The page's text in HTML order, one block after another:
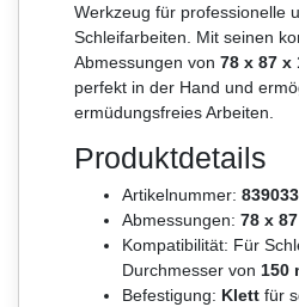
Werkzeug für professionelle
Schleifarbeiten. Mit seinen
Abmessungen von 78 x 87 x
perfekt in der Hand und
ermüdungsfreies Arbeiten.
Produktdetails
Artikelnummer:
Abmessungen: 78 x
Kompatibilität: Für
Durchmesser von 150
Befestigung: Klett für